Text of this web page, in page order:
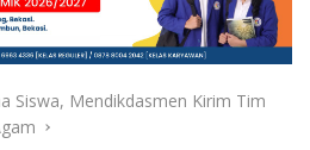
Siswa, Mendikdasmen Kirim Tim